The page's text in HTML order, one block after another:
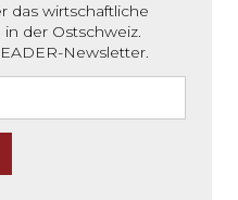
das wirtschaftliche
der Ostschweiz.
Newsletter.